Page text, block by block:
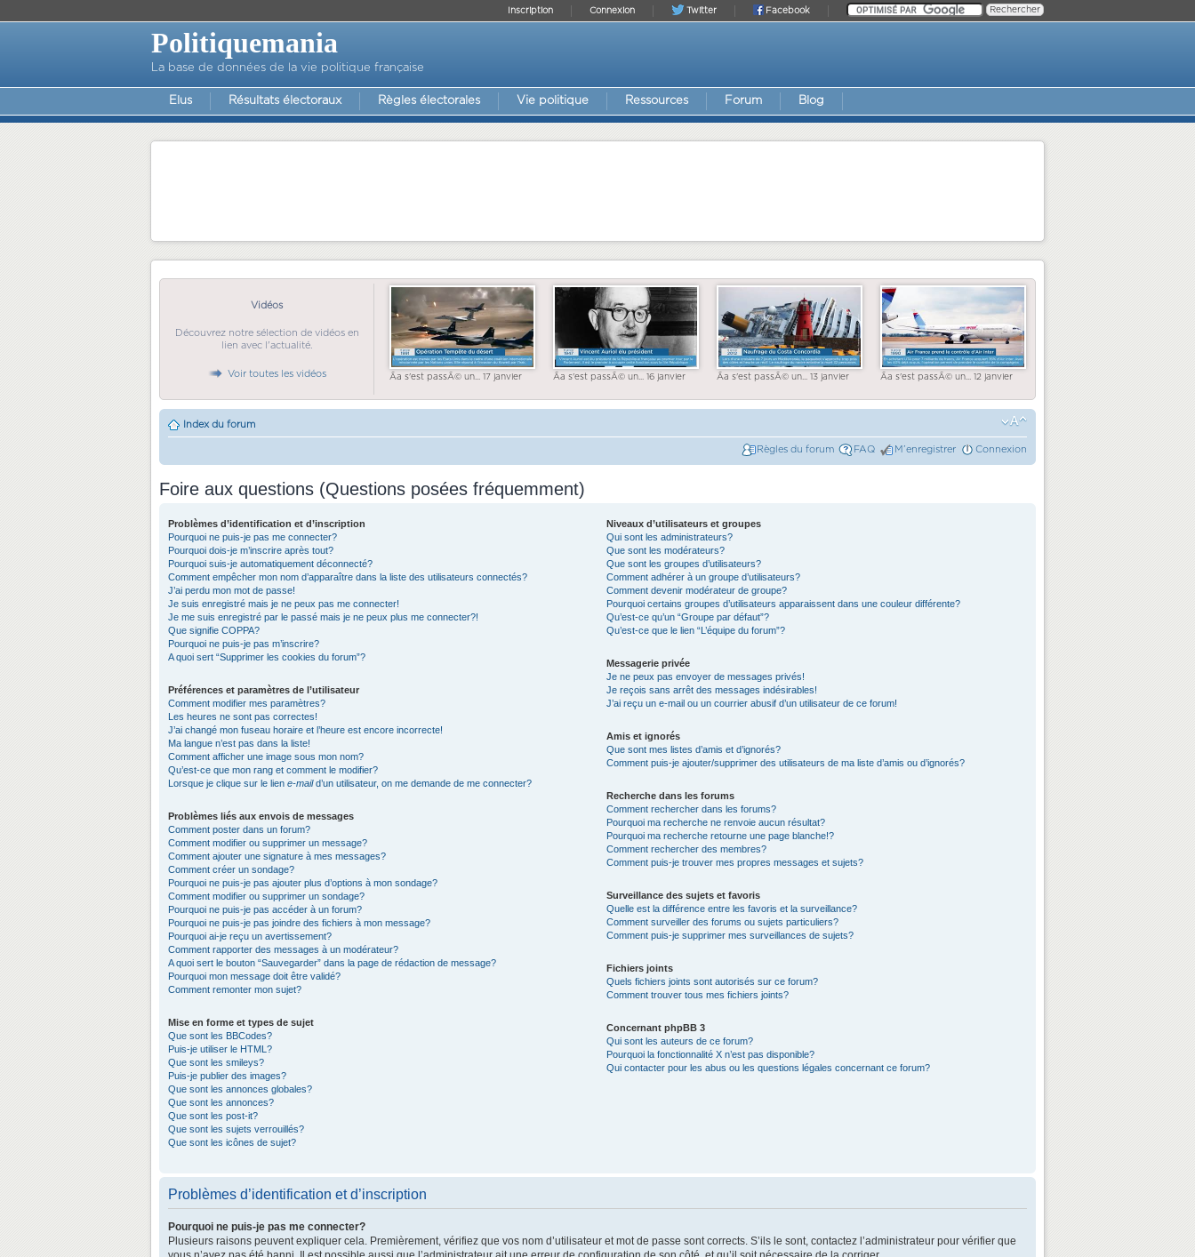
Facebook
Twitter
Connexion
Inscription
Politiquemania
La base de données de la vie politique française
Elus Résultats électoraux Règles électorales Vie politique Ressources Forum Blog
Vidéos
Découvrez notre sélection de vidéos en
lien avec l'actualité.
Voir toutes les vidéos Ãa s'est passÃ© un... 17 janvier Ãa s'est passÃ© un... 16 janvier Ãa s'est passÃ© un... 13 janvier Ãa s'est passÃ© un... 12 janvier
Index du forum
Règles du forum FAQ M’enregistrer Connexion
Foire aux questions (Questions posées fréquemment)
Problèmes d’identification et d’inscription
Pourquoi ne puis-je pas me connecter?
Pourquoi dois-je m’inscrire après tout?
Pourquoi suis-je automatiquement déconnecté?
Comment empêcher mon nom d’apparaître dans la liste des utilisateurs connectés?
J’ai perdu mon mot de passe!
Je suis enregistré mais je ne peux pas me connecter!
Je me suis enregistré par le passé mais je ne peux plus me connecter?!
Que signifie COPPA?
Pourquoi ne puis-je pas m’inscrire?
A quoi sert “Supprimer les cookies du forum”?
Préférences et paramètres de l’utilisateur
Comment modifier mes paramètres?
Les heures ne sont pas correctes!
J’ai changé mon fuseau horaire et l’heure est encore incorrecte!
Ma langue n’est pas dans la liste!
Comment afficher une image sous mon nom?
Qu’est-ce que mon rang et comment le modifier?
Lorsque je clique sur le lien e-maild’un utilisateur, on me demande de me connecter?
Problèmes liés aux envois de messages
Comment poster dans un forum?
Comment modifier ou supprimer un message?
Comment ajouter une signature à mes messages?
Comment créer un sondage?
Pourquoi ne puis-je pas ajouter plus d’options à mon sondage?
Comment modifier ou supprimer un sondage?
Pourquoi ne puis-je pas accéder à un forum?
Pourquoi ne puis-je pas joindre des fichiers à mon message?
Pourquoi ai-je reçu un avertissement?
Comment rapporter des messages à un modérateur?
A quoi sert le bouton “Sauvegarder” dans la page de rédaction de message?
Pourquoi mon message doit être validé?
Comment remonter mon sujet?
Mise en forme et types de sujet
Que sont les BBCodes?
Puis-je utiliser le HTML?
Que sont les smileys?
Puis-je publier des images?
Que sont les annonces globales?
Que sont les annonces?
Que sont les post-it?
Que sont les sujets verrouillés?
Que sont les icônes de sujet?
Niveaux d’utilisateurs et groupes
Qui sont les administrateurs?
Que sont les modérateurs?
Que sont les groupes d’utilisateurs?
Comment adhérer à un groupe d’utilisateurs?
Comment devenir modérateur de groupe?
Pourquoi certains groupes d’utilisateurs apparaissent dans une couleur différente?
Qu’est-ce qu’un “Groupe par défaut”?
Qu’est-ce que le lien “L’équipe du forum”?
Messagerie privée
Je ne peux pas envoyer de messages privés!
Je reçois sans arrêt des messages indésirables!
J’ai reçu un e-mail ou un courrier abusif d’un utilisateur de ce forum!
Amis et ignorés
Que sont mes listes d’amis et d’ignorés?
Comment puis-je ajouter/supprimer des utilisateurs de ma liste d’amis ou d’ignorés?
Recherche dans les forums
Comment rechercher dans les forums?
Pourquoi ma recherche ne renvoie aucun résultat?
Pourquoi ma recherche retourne une page blanche!?
Comment rechercher des membres?
Comment puis-je trouver mes propres messages et sujets?
Surveillance des sujets et favoris
Quelle est la différence entre les favoris et la surveillance?
Comment surveiller des forums ou sujets particuliers?
Comment puis-je supprimer mes surveillances de sujets?
Fichiers joints
Quels fichiers joints sont autorisés sur ce forum?
Comment trouver tous mes fichiers joints?
Concernant phpBB 3
Qui sont les auteurs de ce forum?
Pourquoi la fonctionnalité X n’est pas disponible?
Qui contacter pour les abus ou les questions légales concernant ce forum?
Problèmes d’identification et d’inscription
Pourquoi ne puis-je pas me connecter?
Plusieurs raisons peuvent expliquer cela. Premièrement, vérifiez que vos nom d’utilisateur et mot de passe sont corrects. S’ils le sont, contactez l’administrateur pour vérifier que